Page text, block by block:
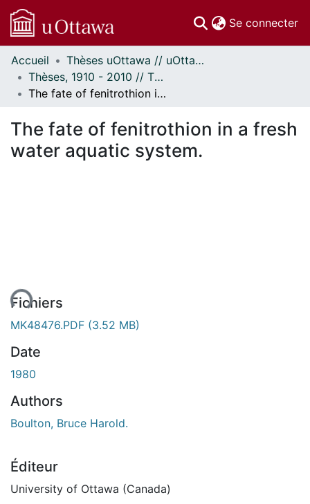
Se connecter
Communautés
et collections
Parcourir
À propos
Accueil
Thèses uOttawa // uOttawa Theses
Thèses, 1910 - 2010 // Theses, 1910 - 2010
The fate of fenitrothion in a fresh water aquatic system.
The fate of fenitrothion in a fresh
water aquatic system.
Fichiers
MK48476.PDF (3.52 MB)
Date
1980
Authors
Boulton, Bruce Harold.
Éditeur
University of Ottawa (Canada)